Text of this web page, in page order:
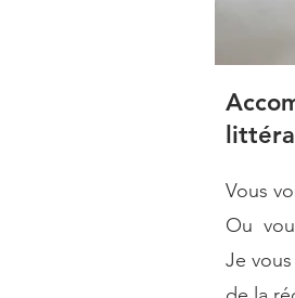
Vous
Ou
Je